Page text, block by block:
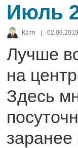
Июль
Катя | 02.06.2019
Лучше
на
Здесь
заранее